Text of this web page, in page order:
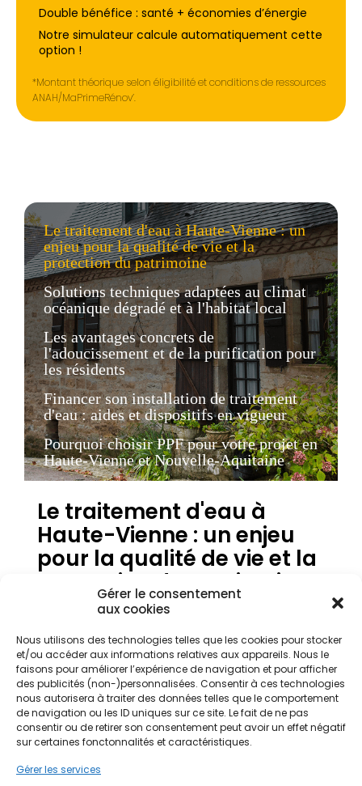
Gérer le consentement
aux cookies
Nous utilisons des technologies telles que les cookies pour stocker
et/ou accéder aux informations relatives aux appareils. Nous le
faisons pour améliorer l’expérience de navigation et pour afficher
des publicités (non-)personnalisées. Consentir à ces technologies
nous autorisera à traiter des données telles que le comportement
de navigation ou les ID uniques sur ce site. Le fait de ne pas
consentir ou de retirer son consentement peut avoir un effet négatif
sur certaines fonctonnalités et caractéristiques.
Gérer les services
Double bénéfice : santé + économies d’énergie
Notre simulateur calcule automatiquement cette
option !
*Montant théorique selon éligibilité et conditions de ressources
ANAH/MaPrimeRénov’.
Le traitement d'eau à Haute-Vienne : un
enjeu pour la qualité de vie et la
protection du patrimoine
Solutions techniques adaptées au climat
océanique dégradé et à l'habitat local
Les avantages concrets de
l'adoucissement et de la purification pour
les résidents
Financer son installation de traitement
d'eau : aides et dispositifs en vigueur
Pourquoi choisir PPF pour votre projet en
Haute-Vienne et Nouvelle-Aquitaine
Le traitement d'eau à
Haute-Vienne : un enjeu
pour la qualité de vie et la
protection du patrimoine
Dans le département de la Haute-Vienne, la
qualité de l'eau varie considérablement selon les
zones géographiques, influencée par la nature
spécifique des sols. Que ce soit sur le plateau de
Millevaches au sud ou dans les plaines plus basses
vers Limoges centre, la composition de l'eau
potable est directement impactée par les terrains
de nombreux propriétaires de maisons limousines,